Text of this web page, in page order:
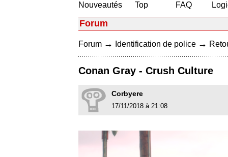
Nouveautés
Top
FAQ
Forum
Forum → Identification de police →
Conan Gray - Crush Culture
Corbyere
17/11/2018 à 21:08